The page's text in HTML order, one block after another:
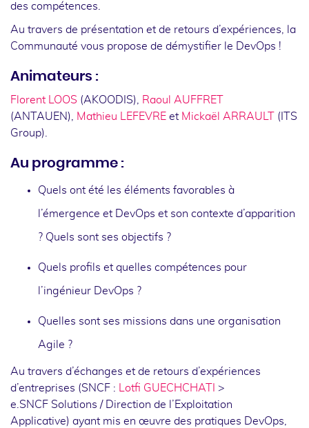
des compétences.
Au travers de présentation et de retours d’expériences, la
Communauté vous propose de démystifier le DevOps !
Animateurs :
Florent LOOS (AKOODIS),
Raoul AUFFRET
(ANTAUEN),
Mathieu LEFEVRE et Mickaël ARRAULT
(ITS
Group).
Au programme :
Quels ont été les éléments favorables à
l’émergence et DevOps et son contexte d’apparition
? Quels sont ses objectifs ?
Quels profils et quelles compétences pour
l’ingénieur DevOps ?
Quelles sont ses missions dans une organisation
Agile ?
Au travers d’échanges et de retours d’expériences
d’entreprises (SNCF :
Lotfi GUECHCHATI
>
e.SNCF Solutions / Direction de l’Exploitation
Applicative) ayant mis en œuvre des pratiques DevOps,